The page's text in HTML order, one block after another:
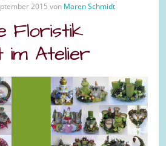
2015 von Maren Schmidt
Floristik
Atelier